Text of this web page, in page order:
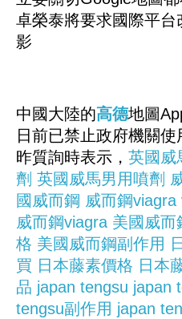
卓榮泰將要求國際平
影
中國大陸的高德地圖
日前已禁止政府機關
昨質詢時表示， 英國威
劑 英國威馬男用噴劑
國威而鋼 威而鋼viagra
威而鋼viagra 美國威而
格 美國威而鋼副作用
買 日本藤素價格 日本
品 japan tengsu japan
tengsu副作用 japan